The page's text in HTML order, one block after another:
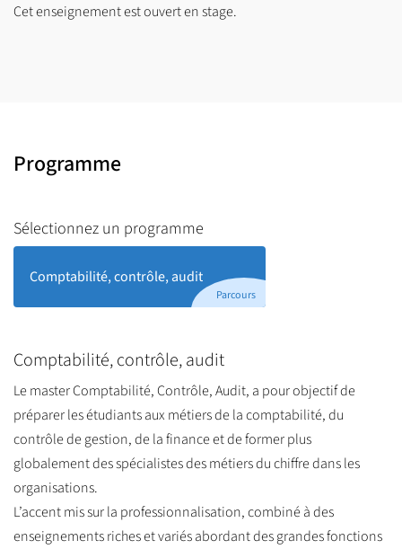
Cet enseignement est ouvert en stage.
Programme
Sélectionnez un programme
Comptabilité, contrôle, audit
Parcours
Comptabilité, contrôle, audit
Le master Comptabilité, Contrôle, Audit, a pour objectif de
préparer les étudiants aux métiers de la comptabilité, du
contrôle de gestion, de la finance et de former plus
globalement des spécialistes des métiers du chiffre dans les
organisations.
L’accent mis sur la professionnalisation, combiné à des
enseignements riches et variés abordant des grandes fonctions